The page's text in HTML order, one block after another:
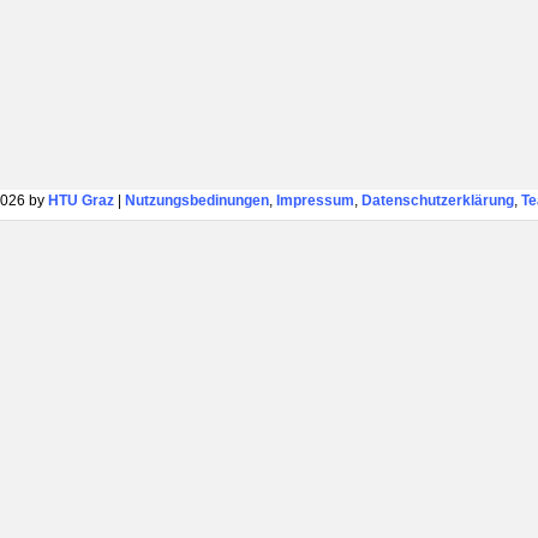
by HTU Graz| Nutzungsbedinungen, Impressum, Datenschutzerklärung,